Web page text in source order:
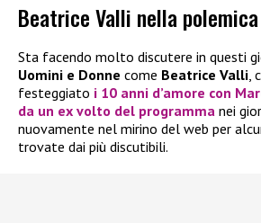
Beatrice Valli nella polemica
Sta facendo molto discutere in questi
Uomini e Donne come Beatrice Valli,
festeggiato i 10 anni d’amore con
da un ex volto del programma nei
nuovamente nel mirino del web per
trovate dai più discutibili.